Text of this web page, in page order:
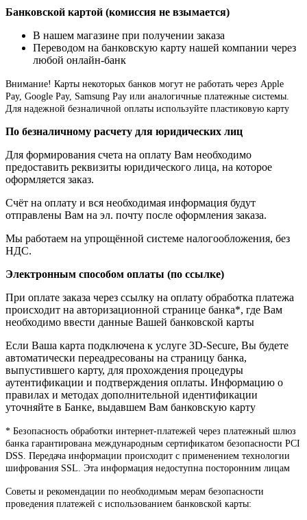
Банковской картой (комиссия не взымается)
В нашем магазине при получении заказа
Переводом на банковскую карту нашей компании через
любой онлайн-банк
Внимание! Карты некоторых банков могут не работать через Apple
Pay, Google Pay, Samsung Pay или аналогичные платежные системы.
Для надежной безналичной оплаты используйте пластиковую карту
По безналичному расчету для юридических лиц
Для формирования счета на оплату Вам необходимо
предоставить реквизиты юридического лица, на которое
оформляется заказ.
Счёт на оплату и вся необходимая информация будут
отправлены Вам на эл. почту после оформления заказа.
Мы работаем на упрощённой системе налогообложения, без
НДС.
Электронным способом оплаты (по ссылке)
При оплате заказа через ссылку на оплату обработка платежа
происходит на авторизационной странице банка*, где Вам
необходимо ввести данные Вашей банковской карты
Если Ваша карта подключена к услуге 3D-Secure, Вы будете
автоматически переадресованы на страницу банка,
выпустившего карту, для прохождения процедуры
аутентификации и подтверждения оплаты. Информацию о
правилах и методах дополнительной идентификации
уточняйте в Банке, выдавшем Вам банковскую карту
* Безопасность обработки интернет-платежей через платежный шлюз
банка гарантирована международным сертификатом безопасности PCI
DSS. Передача информации происходит с применением технологии
шифрования SSL. Эта информация недоступна посторонним лицам
Советы и рекомендации по необходимым мерам безопасности
проведения платежей с использованием банковской карты: